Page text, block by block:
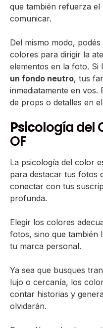
que también refuerza el
comunicar.
Del mismo modo,
colores para dirigir la
elementos en la foto. Si
un fondo neutro, tus
inmediatamente en vos.
de props o detalles en
Psicología del
OF
La psicología del color
para destacar tus fotos
conectar con tus
profunda.
Elegir los colores
fotos, sino que también
tu marca personal.
Ya sea que busques
lujo o cercanía, los
contar historias y
olvidarán.